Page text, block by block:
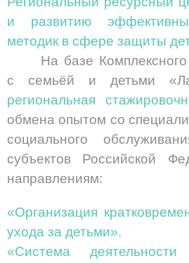
и развитию
методик в сфере защиты
На базе
с семьёй и детьми
региональная
обмена опытом со
социального
субъектов Российской
направлениям:
«Организация
ухода за детьми».
«Система